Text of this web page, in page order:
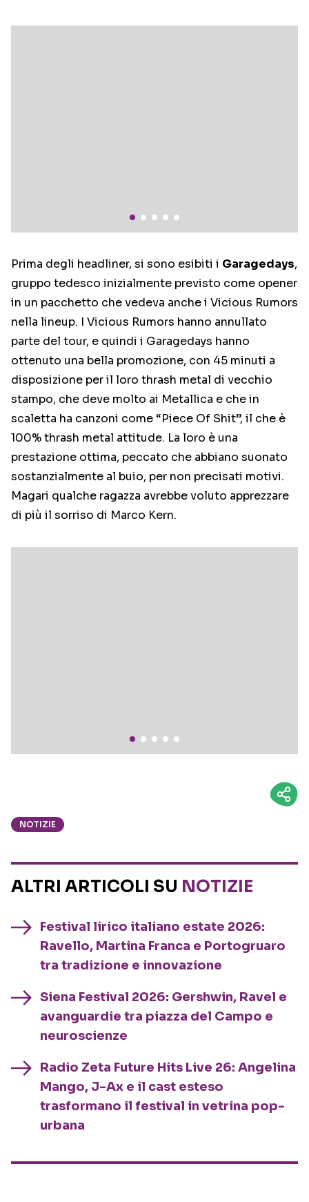
Prima degli headliner, si sono esibiti i Garagedays,
gruppo tedesco inizialmente previsto come opener
in un pacchetto che vedeva anche i Vicious Rumors
nella lineup. I Vicious Rumors hanno annullato
parte del tour, e quindi i Garagedays hanno
ottenuto una bella promozione, con 45 minuti a
disposizione per il loro thrash metal di vecchio
stampo, che deve molto ai Metallica e che in
scaletta ha canzoni come “Piece Of Shit”, il che è
100% thrash metal attitude. La loro è una
prestazione ottima, peccato che abbiano suonato
sostanzialmente al buio, per non precisati motivi.
Magari qualche ragazza avrebbe voluto apprezzare
di più il sorriso di Marco Kern.
NOTIZIE
ALTRI ARTICOLI SU NOTIZIE
Festival lirico italiano estate 2026:
Ravello, Martina Franca e Portogruaro
tra tradizione e innovazione
Siena Festival 2026: Gershwin, Ravel e
avanguardie tra piazza del Campo e
neuroscienze
Radio Zeta Future Hits Live 26: Angelina
Mango, J-Ax e il cast esteso
trasformano il festival in vetrina pop-
urbana